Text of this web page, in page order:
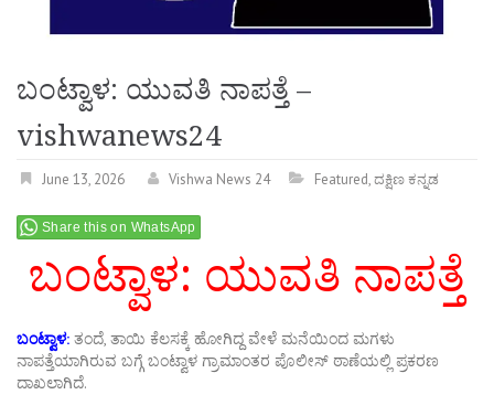
ಬಂಟ್ವಾಳ: ಯುವತಿ ನಾಪತ್ತೆ –
vishwanews24
June 13, 2026 Vishwa News 24 Featured,ದಕ್ಷಿಣ ಕನ್ನಡ
Share this on WhatsApp
ಬಂಟ್ವಾಳ: ಯುವತಿ ನಾಪತ್ತೆ
ಬಂಟ್ವಾಳ: ತಂದೆ, ತಾಯಿ ಕೆಲಸಕ್ಕೆ ಹೋಗಿದ್ದ ವೇಳೆ ಮನೆಯಿಂದ ಮಗಳು
ನಾಪತ್ತೆಯಾಗಿರುವ ಬಗ್ಗೆ ಬಂಟ್ವಾಳ ಗ್ರಾಮಾಂತರ ಪೊಲೀಸ್ ಠಾಣೆಯಲ್ಲಿ ಪ್ರಕರಣ
ದಾಖಲಾಗಿದೆ.